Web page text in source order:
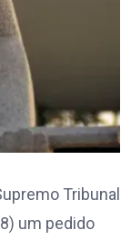
Tribunal
um pedido